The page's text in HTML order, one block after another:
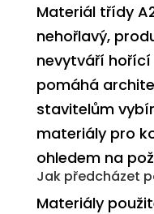
Materiál třídy
nehořlavý,
nevytváří
pomáhá
stavitelům
materiálypro
ohledem na
Jak předcházet
Materiály